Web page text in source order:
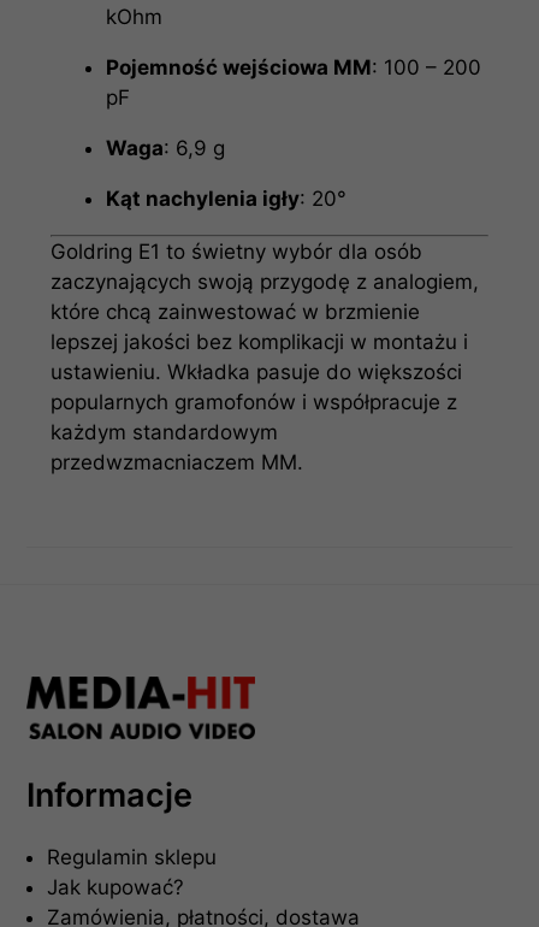
kOhm
Pojemność wejściowa MM: 100 – 200
pF
Waga: 6,9 g
Kąt nachylenia igły: 20°
Goldring E1 to świetny wybór dla osób
zaczynających swoją przygodę z analogiem,
które chcą zainwestować w brzmienie
lepszej jakości bez komplikacji w montażu i
ustawieniu. Wkładka pasuje do większości
popularnych gramofonów i współpracuje z
każdym standardowym
przedwzmacniaczem MM.
Informacje
Regulamin sklepu
Jak kupować?
Zamówienia, płatności, dostawa